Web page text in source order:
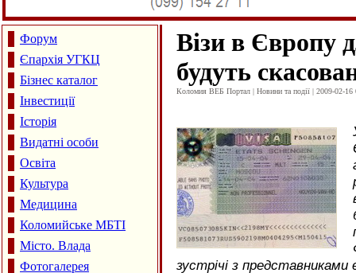
Форум
Єпархія УГКЦ
Бізнес каталог
Інвестиції
Історія
Видатні особи
Освіта
Культура
Медицина
Коломийське МБТІ
Місто. Влада
Фотогалерея
Візи в Європу
будуть
Коломия ВЕБ Портал | Новини та події | 2009-02-16
зустрічі з представниками